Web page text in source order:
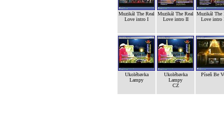
Muzikál The Real
Love intro I
Muzikál The Real
Love intro II
Muzikál The
Love intro
Ukolébavka
Lampy
Ukolébavka
Lampy
CZ
Píseň Be